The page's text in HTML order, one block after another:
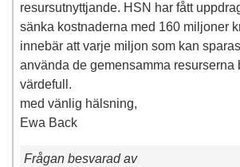
resursutnyttjande. HSN har fått
sänka kostnaderna med 160 miljoner
innebär att varje miljon som kan
använda de gemensamma resurserna
värdefull.
med vänlig hälsning,
Ewa Back
Frågan besvarad av